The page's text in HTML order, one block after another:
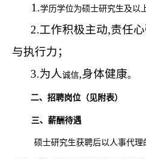
1.学历学位为硕士研究生及以
2.工作积极主动,责任
与执行力；
3.为人诚信,身体健康。
二、招聘岗位 （见附表）
三、薪酬待遇
硕士研究生获聘后以人事代